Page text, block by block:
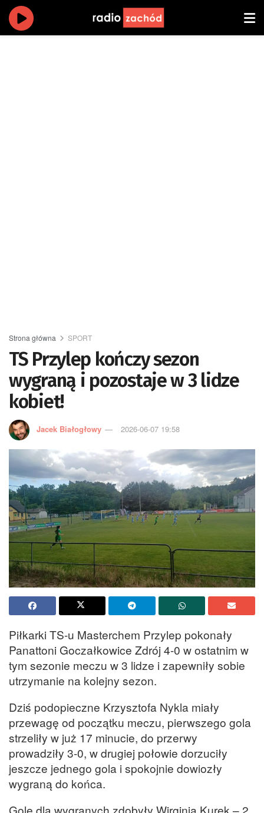
Strona główna SPORT
TS Przylep kończy sezon
wygraną i pozostaje w 3 lidze
kobiet!
Jacek Białogłowy 2026-06-07 19:58
Piłkarki TS-u Masterchem Przylep pokonały
Panattoni Goczałkowice Zdrój 4-0 w ostatnim w
tym sezonie meczu w 3 lidze i zapewniły sobie
utrzymanie na kolejny sezon.
Dziś podopieczne Krzysztofa Nykla miały
przewagę od początku meczu, pierwszego gola
strzeliły w już 17 minucie, do przerwy
prowadziły 3-0, w drugiej połowie dorzuciły
jeszcze jednego gola i spokojnie dowiozły
wygraną do końca.